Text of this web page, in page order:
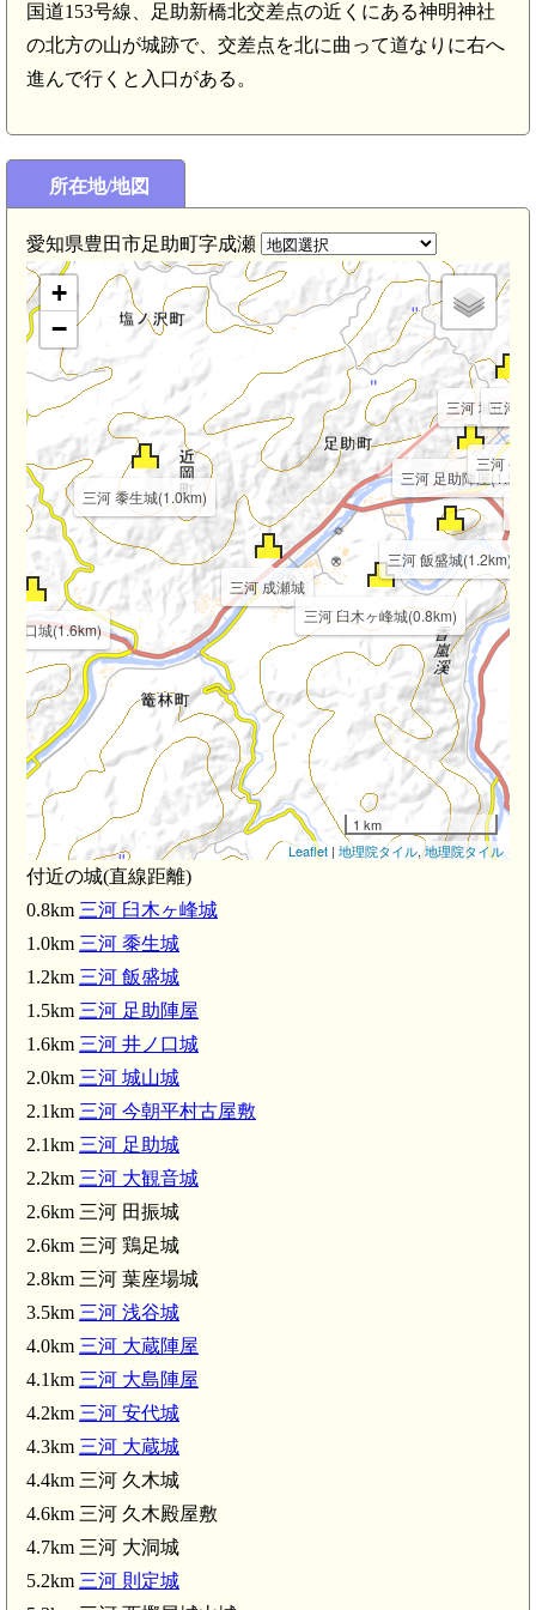
国道153号線、足助新橋北交差点の近くにある神明神社
の北方の山が城跡で、交差点を北に曲って道なりに右へ
進んで行くと入口がある。
所在地/地図
愛知県豊田市足助町字成瀬
三河 成瀬城
三河 臼木ヶ峰城(0.8km)
三河 黍生城(1.0km)
三河 飯盛城(1.2km)
三河 足助陣屋
ノ口城(1.6km)
三河 城山城
三河 今
三河
三河 葉座場城(2.8km)
+
−
1 km
Leaflet | 地理院タイル,地理院タイル
付近の城(直線距離)
0.8km 三河 臼木ヶ峰城
1.0km 三河 黍生城
1.2km 三河 飯盛城
1.5km 三河 足助陣屋
1.6km 三河 井ノ口城
2.0km 三河 城山城
2.1km 三河 今朝平村古屋敷
2.1km 三河 足助城
2.2km 三河 大観音城
2.6km 三河 田振城
2.6km 三河 鶏足城
2.8km 三河 葉座場城
3.5km 三河 浅谷城
4.0km 三河 大蔵陣屋
4.1km 三河 大島陣屋
4.2km 三河 安代城
4.3km 三河 大蔵城
4.4km 三河 久木城
4.6km 三河 久木殿屋敷
4.7km 三河 大洞城
5.2km 三河 則定城